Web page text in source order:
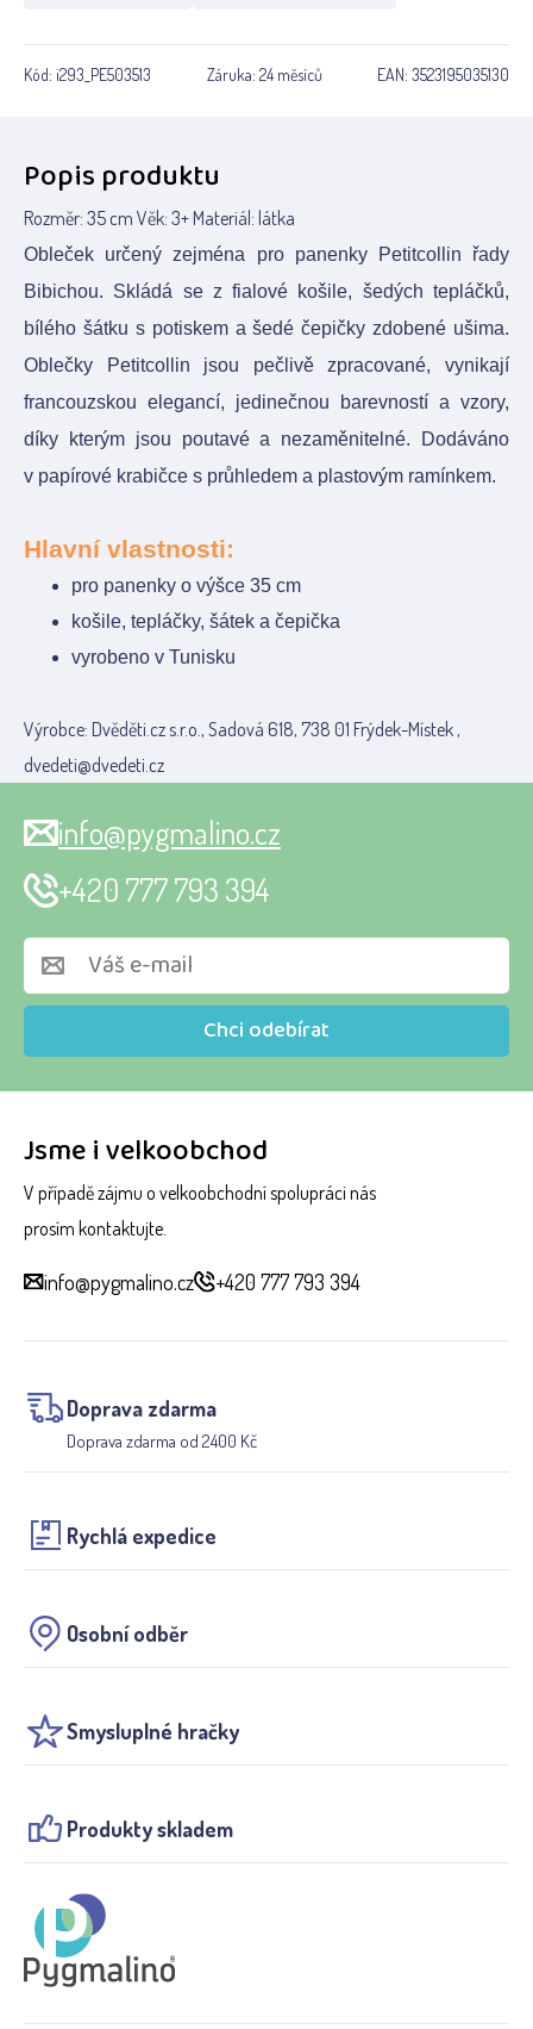
Kód: i293_PE503513 Záruka: 24 měsíců EAN: 3523195035130
Popis produktu
Rozměr: 35 cm Věk: 3+ Materiál: látka
Obleček určený zejména pro panenky Petitcollin řady
Bibichou. Skládá se z fialové košile, šedých tepláčků,
bílého šátku s potiskem a šedé čepičky zdobené ušima.
Oblečky Petitcollin jsou pečlivě zpracované, vynikají
francouzskou elegancí, jedinečnou barevností a vzory,
díky kterým jsou poutavé a nezaměnitelné. Dodáváno
v papírové krabičce s průhledem a plastovým ramínkem.
Hlavní vlastnosti:
pro panenky o výšce 35 cm
košile, tepláčky, šátek a čepička
vyrobeno v Tunisku
Výrobce: Dvěděti.cz s.r.o., Sadová 618, 738 01 Frýdek-Místek ,
dvedeti@dvedeti.cz
Jsme i velkoobchod
V případě zájmu o velkoobchodní spolupráci nás
prosím kontaktujte.
info@pygmalino.cz +420 777 793 394
Doprava zdarma
Doprava zdarma od 2400 Kč
Rychlá expedice
Osobní odběr
Smysluplné hračky
Produkty skladem
Chci odebírat
info@pygmalino.cz
+420 777 793 394